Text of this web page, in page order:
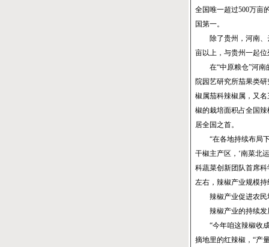
全国唯一超过500万亩
国第一。
除了贵州，河南、云
亩以上，与贵州一起
在“中原粮仓”河南
院园艺研究所茄果类
椒属茄科辣椒属，又
椒的栽培面积占全国
居全国之首。
“在各地持续布局下
干椒主产区，‘南菜北
科蔬菜创新团队首席
左右，辣椒产业规模持
辣椒产业促进农民
辣椒产业的持续发
“今年咱这辣椒收成
摘地里的红辣椒，“产